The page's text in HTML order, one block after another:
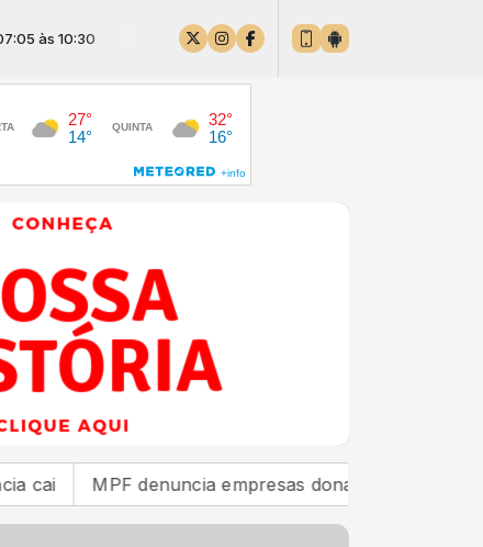
denuncia empresas donas de estaleiro que poluiu